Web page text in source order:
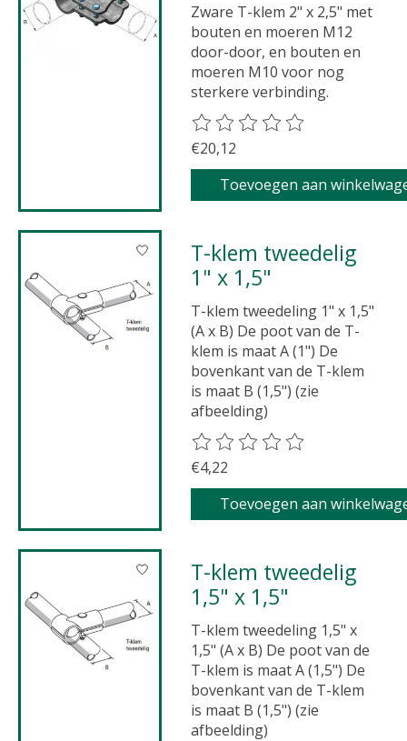
Zware T-klem 2" x 2,5" met
bouten en moeren M12
door-door, en bouten en
moeren M10 voor nog
sterkere verbinding.
De beoordeling van dit
€20,12
Toevoegen aan
T-klem tweedelig
1" x 1,5"
T-klem tweedeling 1" x 1,5"
(A x B) De poot van de T-
klem is maat A (1") De
bovenkant van de T-klem
is maat B (1,5") (zie
afbeelding)
De beoordeling van dit
€4,22
Toevoegen aan
T-klem tweedelig
1,5" x 1,5"
T-klem tweedeling 1,5" x
1,5" (A x B) De poot van de
T-klem is maat A (1,5") De
bovenkant van de T-klem
is maat B (1,5") (zie
afbeelding)